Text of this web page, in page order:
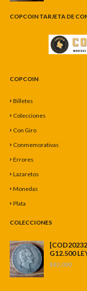
COPCOIN TARJETA DE
COPCOIN
Billetes
Colecciones
Con Giro
Conmemorativas
Errores
Lazaretos
Monedas
Plata
COLECCIONES
G12.500
$82,000